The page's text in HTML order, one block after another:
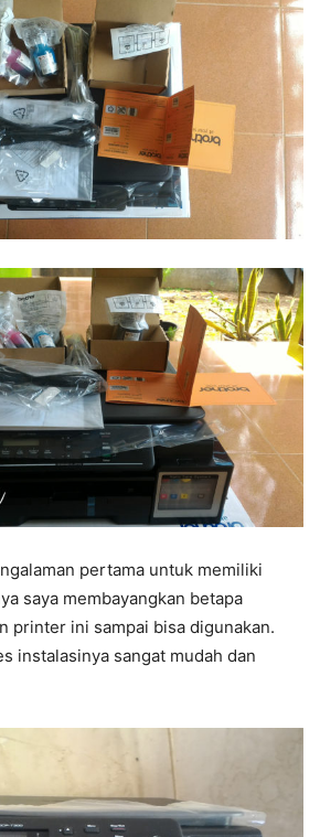
pertama untuk memiliki
saya membayangkan betapa
printer ini sampai bisa digunakan.
instalasinya sangat mudah dan